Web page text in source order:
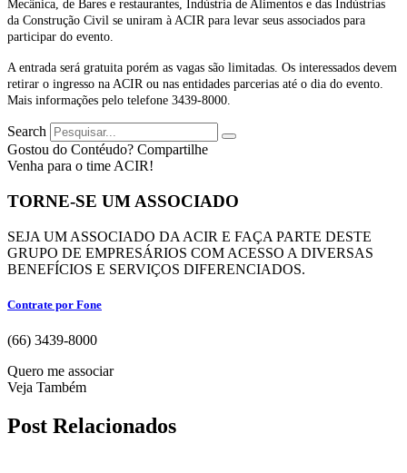
Mecânica, de Bares e restaurantes, Indústria de Alimentos e das Indústrias
da Construção Civil se uniram à ACIR para levar seus associados para
participar do evento.
A entrada será gratuita porém as vagas são limitadas. Os interessados devem
retirar o ingresso na ACIR ou nas entidades parcerias até o dia do evento.
Mais informações pelo telefone 3439-8000.
Search
Gostou do Contéudo? Compartilhe
Venha para o time ACIR!
TORNE-SE UM ASSOCIADO
SEJA UM ASSOCIADO DA ACIR E FAÇA PARTE DESTE
GRUPO DE EMPRESÁRIOS COM ACESSO A DIVERSAS
BENEFÍCIOS E SERVIÇOS DIFERENCIADOS.
Contrate por Fone
(66) 3439-8000
Quero me associar
Veja Também
Post Relacionados